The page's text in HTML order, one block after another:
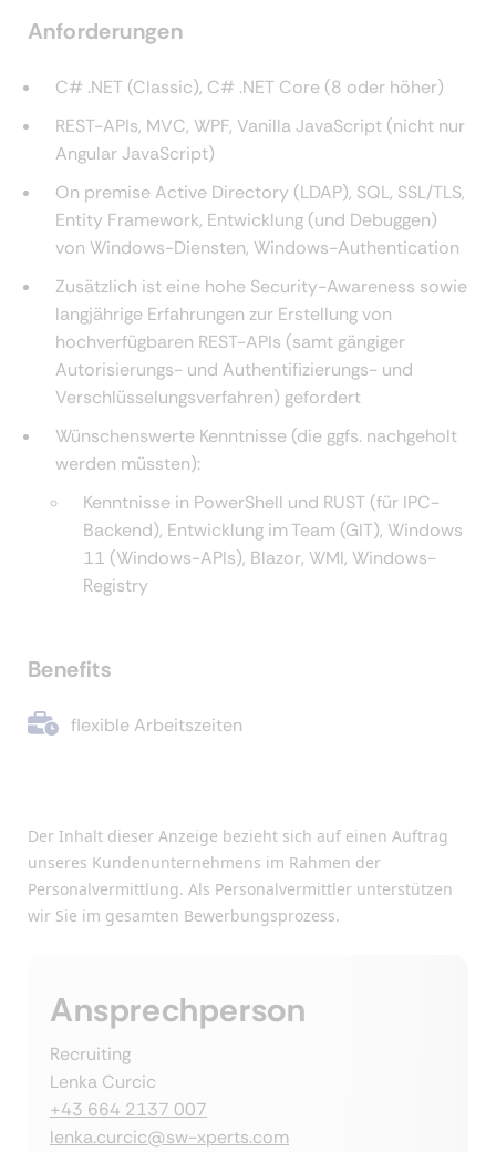
Anforderungen
C# .NET (Classic), C# .NET Core (8 oder höher)
REST-APIs, MVC, WPF, Vanilla JavaScript (nicht nur
Angular JavaScript)
On premise Active Directory (LDAP), SQL, SSL/TLS,
Entity Framework, Entwicklung (und Debuggen)
von Windows-Diensten, Windows-Authentication
Zusätzlich ist eine hohe Security-Awareness sowie
langjährige Erfahrungen zur Erstellung von
hochverfügbaren REST-APIs (samt gängiger
Autorisierungs- und Authentifizierungs- und
Verschlüsselungsverfahren) gefordert
Wünschenswerte Kenntnisse (die ggfs. nachgeholt
werden müssten):
Kenntnisse in PowerShell und RUST (für IPC-
Backend), Entwicklung im Team (GIT), Windows
11 (Windows-APIs), Blazor, WMI, Windows-
Registry
Benefits
flexible Arbeitszeiten
Der Inhalt dieser Anzeige bezieht sich auf einen Auftrag
unseres Kundenunternehmens im Rahmen der
Personalvermittlung. Als Personalvermittler unterstützen
wir Sie im gesamten Bewerbungsprozess.
Ansprechperson
Recruiting
Lenka Curcic
+43 664 2137 007
lenka.curcic@sw-xperts.com